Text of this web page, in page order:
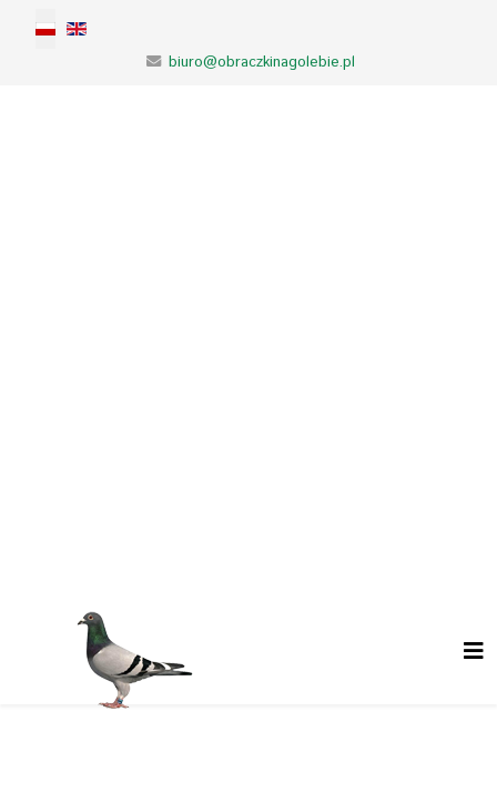
Wybierz swój język
biuro@obraczkinagolebie.pl